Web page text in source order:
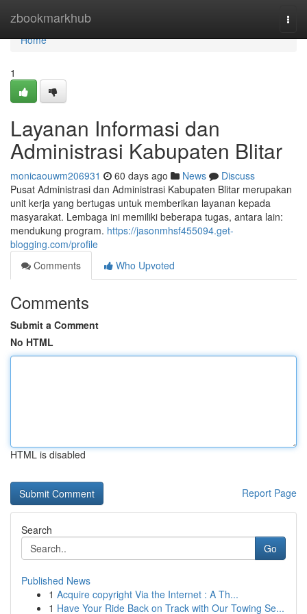
zbookmarkhub
Home
Home
1
Layanan Informasi dan
Administrasi Kabupaten Blitar
monicaouwm206931 60 days ago News
Discuss
Pusat Administrasi dan Administrasi Kabupaten Blitar merupakan
unit kerja yang bertugas untuk memberikan layanan kepada
masyarakat. Lembaga ini memiliki beberapa tugas, antara lain:
mendukung program. https://jasonmhsf455094.get-
blogging.com/profile
Comments
Who Upvoted
Comments
Submit a Comment
No HTML
HTML is disabled
Report Page
Search
Go
Published News
1 Acquire copyright Via the Internet : A Th...
1 Have Your Ride Back on Track with Our Towing Se...